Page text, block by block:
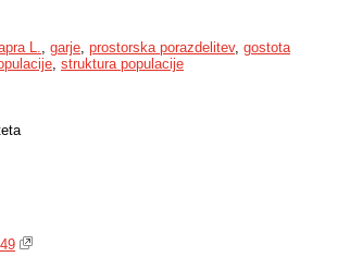
L., garje, prostorska porazdelitev, gostota
, struktura populacije